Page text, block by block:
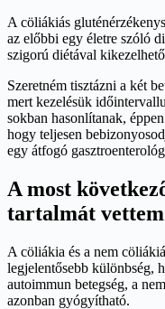
A cöliákiás
az előbbi egy életre szóló
szigorú diétával
Szeretném tisztázni a két
mert kezelésük
sokban hasonlítanak,
hogy teljesen
egy átfogó
A most
tartalmát
A cöliákia és a nem
legjelentősebb különbség,
autoimmun betegség, a
azonban gyógyítható.